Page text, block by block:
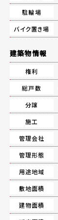
駐輪場
バイク置き場
建築物情報
権利
総戸数
分譲
施工
管理会社
管理形態
用途地域
敷地面積
建物面積